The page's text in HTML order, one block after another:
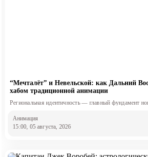
“Мечталёт” и Невельской: как Дальний
хабом традиционной анимации
Региональная идентичность — главный фундамент
Анимация
15:00, 05 августа, 2026